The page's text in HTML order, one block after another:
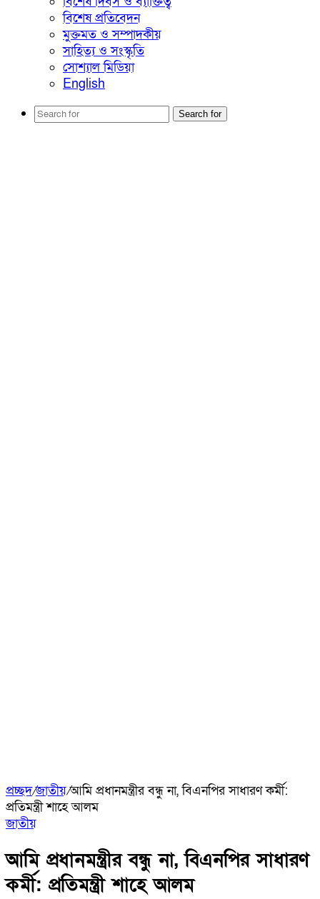
বিশেষ প্রতিবেদন
মুক্তমত ও সম্পাদকীয়
সাহিত্য ও সংস্কৃতি
সোশ্যাল মিডিয়া
English
Search for
প্রচ্ছদ/জাতীয়/আমি প্রধানমন্ত্রীর বন্ধু না, বিএনপির সাধারণ কর্মী:
প্রতিমন্ত্রী শাহে আলম
জাতীয়
আমি প্রধানমন্ত্রীর বন্ধু না, বিএনপির সাধারণ
কর্মী: প্রতিমন্ত্রী শাহে আলম